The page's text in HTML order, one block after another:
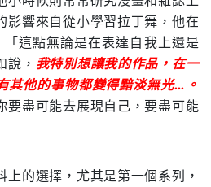
影響來自從小學習拉丁舞，他在
「這點無論是在表達自我上還是
說， 我特別想讓我的作品，在一
其他的事物都變得黯淡無光…。
要盡可能去展現自己，要盡可能
的選擇，尤其是第一個系列，